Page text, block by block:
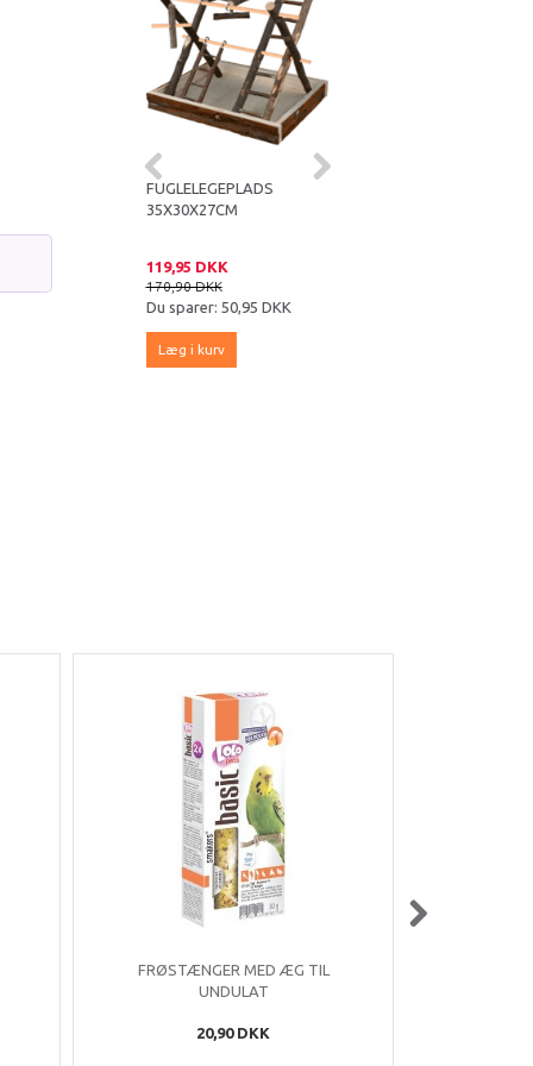
FUGLELEGEPLADS
35X30X27CM
119,95 DKK
170,90 DKK
Du sparer: 50,95 DKK
Læg i kurv
FRØSTÆNGER MED ÆG TIL
UNDULAT
20,90 DKK